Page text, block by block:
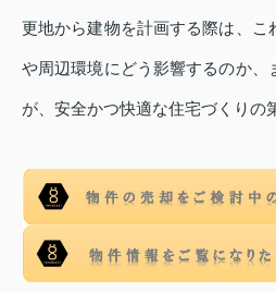
更地から建物を計画する際は、こ
や周辺環境にどう影響するのか、
が、安全かつ快適な住宅づくりの